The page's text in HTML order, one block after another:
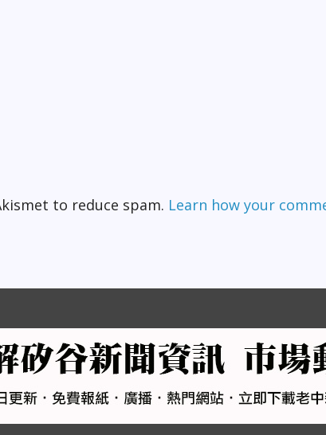
to reduce spam. Learn how your